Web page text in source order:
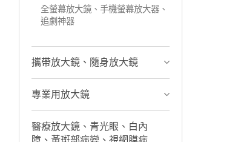
全螢幕放大鏡、手機螢幕放大器、
追劇神器
攜帶放大鏡、隨身放大鏡
專業用放大鏡
醫療放大鏡、青光眼、白內